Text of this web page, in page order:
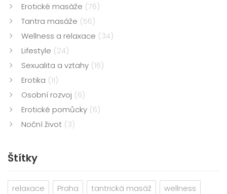
Erotické masáže (76)
Tantra masáže (56)
Wellness a relaxace (34)
Lifestyle (24)
Sexualita a vztahy (16)
Erotika (11)
Osobní rozvoj (6)
Erotické pomůcky (6)
Noční život (3)
Štítky
relaxace Praha tantrická masáž
wellness